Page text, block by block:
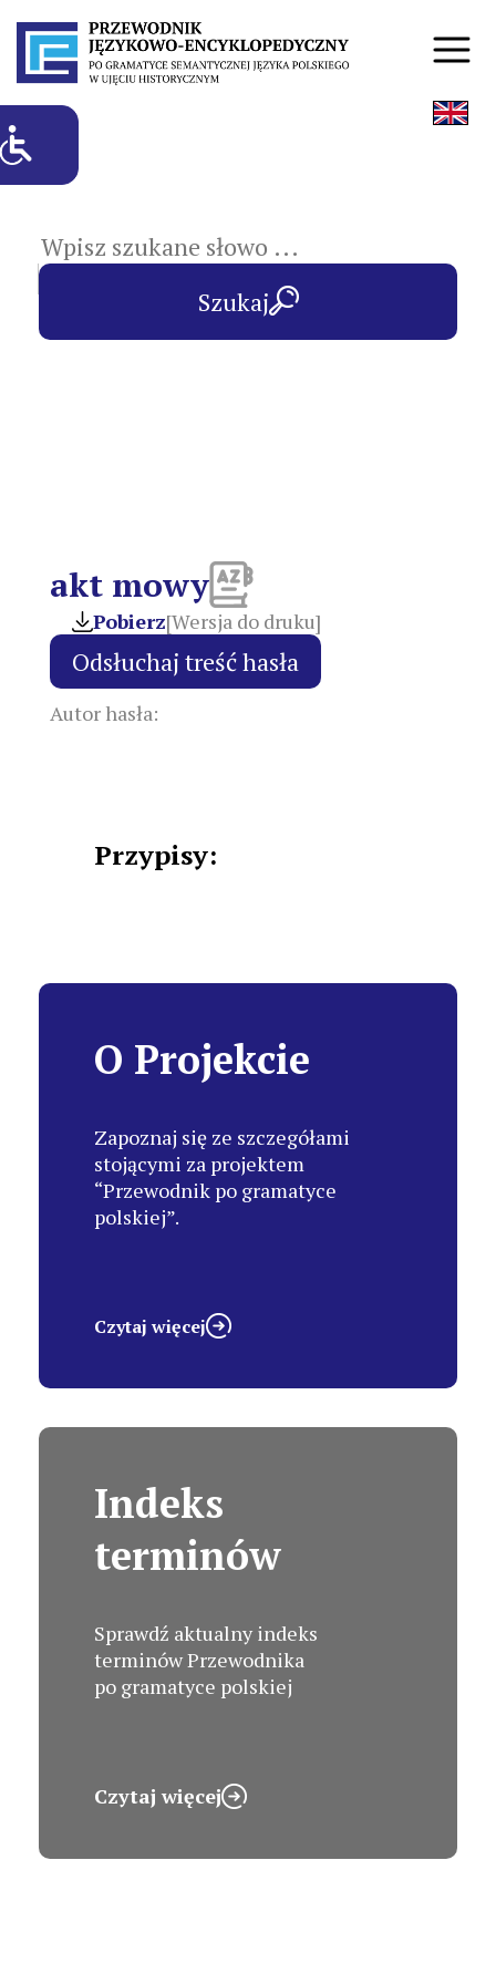
Szukaj
akt mowy
Pobierz[Wersja do druku]
Autor hasła:
Przypisy:
O Projekcie
Zapoznaj się ze szczegółami
stojącymi za projektem
“Przewodnik po gramatyce
polskiej”.
Czytaj więcej
Indeks
terminów
Sprawdź aktualny indeks
terminów Przewodnika
po gramatyce polskiej
Czytaj więcej